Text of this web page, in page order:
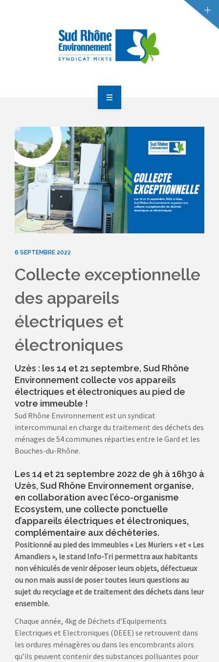
GESTION DES DÉCHETS
ACTUALITÉS
LE SYNDICAT
RÉDUCTION DES DÉCHETS
GESTION DES DÉCHETS
ACTUALITÉS
6 SEPTEMBRE 2022
Collecte exceptionnelle
des appareils
électriques et
électroniques
Uzès : les 14 et 21 septembre, Sud Rhône
Environnement collecte vos appareils
électriques et électroniques au pied de
votre immeuble !
Sud Rhône Environnement est un syndicat
intercommunal en charge du traitement des déchets des
ménages de 54 communes réparties entre le Gard et les
Bouches-du-Rhône.
Les 14 et 21 septembre 2022 de 9h à 16h30 à
Uzès, Sud Rhône Environnement organise,
en collaboration avec l’éco-organisme
Ecosystem, une collecte ponctuelle
d’appareils électriques et électroniques,
complémentaire aux déchèteries.
Positionné au pied des immeubles « Les Muriers » et « Les
Amandiers », le stand Info-Tri permettra aux habitants
non véhiculés de venir déposer leurs objets, défectueux
ou non mais aussi de poser toutes leurs questions au
sujet du recyclage et de traitement des déchets dans leur
ensemble.
Chaque année, 4kg de Déchets d’Equipements
Electriques et Electroniques (DEEE) se retrouvent dans
les ordures ménagères ou dans les encombrants alors
qu’ils peuvent contenir des substances polluantes pour